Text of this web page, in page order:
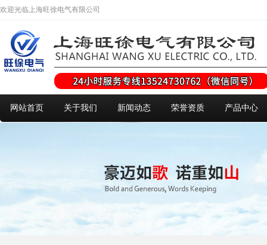
欢迎光临上海旺徐电气有限公司
网站首页 关于我们 新闻动态 荣誉资质 产品中心